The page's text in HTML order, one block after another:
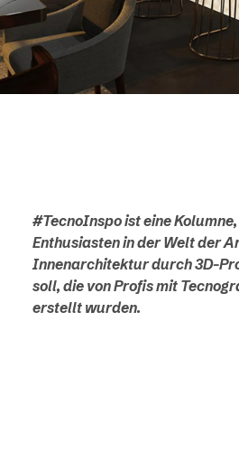
#TecnoInspo ist eine
Enthusiasten in der Welt der
Innenarchitektur durch 3D-
soll, die von Profis mit
erstellt wurden.